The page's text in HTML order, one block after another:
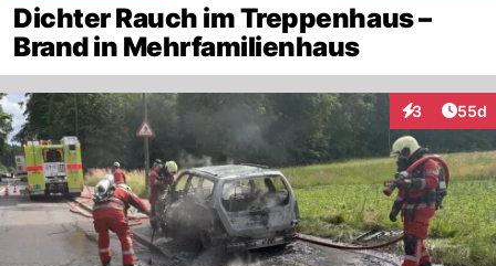
Dichter Rauch im Treppenhaus –
Brand in Mehrfamilienhaus
3
Interaktionen
55d